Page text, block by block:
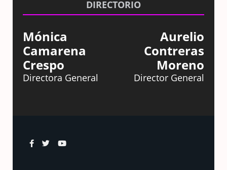
DIRECTORIO
Mónica
Camarena
Crespo
Directora General
Aurelio
Contreras
Moreno
Director General